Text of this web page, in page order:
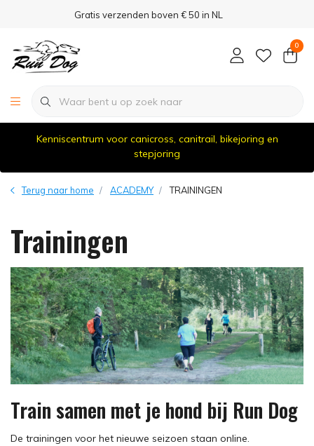
Gratis verzenden boven € 50 in NL
0
Kenniscentrum voor canicross, canitrail, bikejoring en
stepjoring
Terug naar home ACADEMY TRAININGEN
Trainingen
Train samen met je hond bij Run Dog
De trainingen voor het nieuwe seizoen staan online.